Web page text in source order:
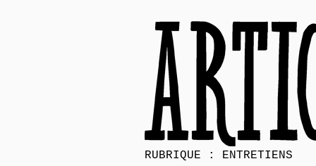
RUBRIQUE : ENTRETIENS